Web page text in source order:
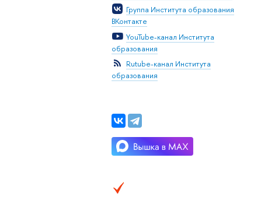
Группа Института образования
ВКонтакте
YouTube-канал Института
образования
Rutube-канал Института
образования